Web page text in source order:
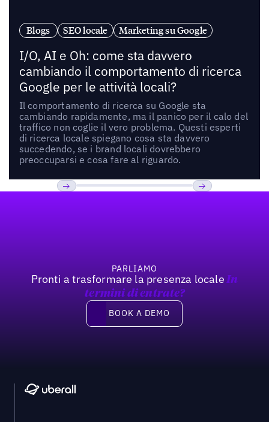
Blogs SEO locale Marketing su Google
I/O, AI e Oh: come sta davvero
cambiando il comportamento di ricerca
Google per le attività locali?
Il comportamento di ricerca su Google sta
cambiando rapidamente, ma il panico per il calo del
traffico non coglie il vero problema. Questi esperti
di ricerca locale spiegano cosa sta davvero
succedendo, se i brand locali dovrebbero
preoccuparsi e cosa fare al riguardo.
PARLIAMO
Pronti a trasformare la presenza locale In
termini di entrate?
Book a demo
BOOK A DEMO